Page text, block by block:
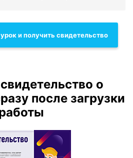
и получить свидетельство
о
после загрузки